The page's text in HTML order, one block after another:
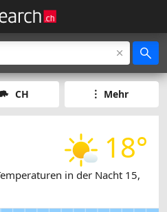
CH Mehr
18°
in der Nacht 15,